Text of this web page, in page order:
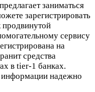
заниматься
зарегистрировать
продвинутой
сервису
на
средства
в tier-1 банках.
надежно